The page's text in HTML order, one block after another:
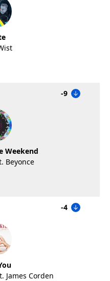
-9
Weekend
Beyonce
-4
James Corden